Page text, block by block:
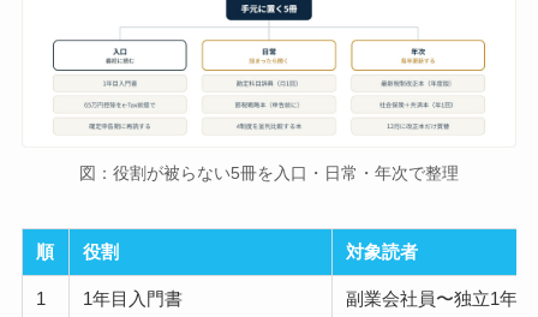
図：役割が被らない5冊を入口・日常・年次で整理
順 役割 対象読者
1 1年目入門書 副業会社員〜独立1年目